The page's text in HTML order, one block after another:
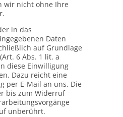
wir nicht ohne Ihre
in das
Daten
auf Grundlage
6 Abs. 1 lit. a
diese Einwilligung
Dazu reicht eine
per E-Mail an uns. Die
bis zum Widerruf
unberührt.